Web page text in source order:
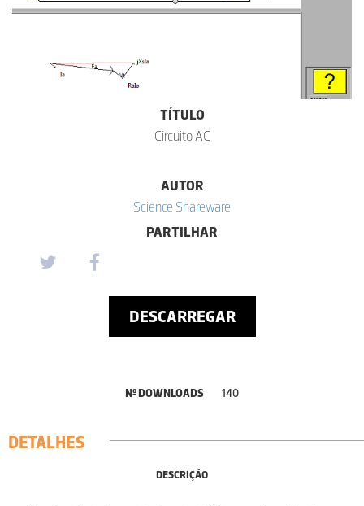
TÍTULO
Circuito AC
AUTOR
Science Shareware
PARTILHAR
DESCARREGAR
Nº DOWNLOADS 140
DETALHES
DESCRIÇÃO